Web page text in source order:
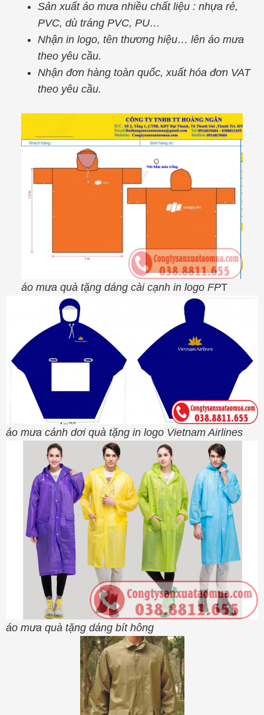
Sản xuất áo mưa nhiều chất liệu : nhựa rẻ,
PVC, dù tráng PVC, PU…
Nhận in logo, tên thương hiệu… lên áo mưa
theo yêu cầu.
Nhận đơn hàng toàn quốc, xuất hóa đơn VAT
theo yêu cầu.
áo mưa quà tặng dáng cài cạnh in logo FPT
áo mưa cánh dơi quà tặng in logo Vietnam Airlines
áo mưa quà tặng dáng bít hông